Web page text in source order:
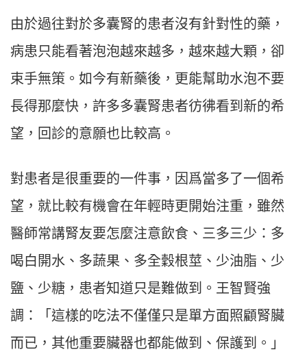
由於過往對於多囊腎的患者沒有針對性的藥，
病患只能看著泡泡越來越多，越來越大顆，卻
束手無策。如今有新藥後，更能幫助水泡不要
長得那麼快，許多多囊腎患者彷彿看到新的希
望，回診的意願也比較高。
對患者是很重要的一件事，因爲當多了一個希
望，就比較有機會在年輕時更開始注重，雖然
醫師常講腎友要怎麼注意飲食、三多三少：多
喝白開水、多蔬果、多全穀根莖、少油脂、少
鹽、少糖，患者知道只是難做到。王智賢強
調：「這樣的吃法不僅僅只是單方面照顧腎臟
而已，其他重要臟器也都能做到、保護到。」